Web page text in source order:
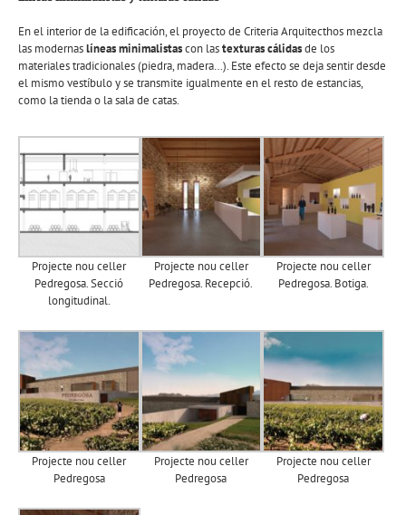
En el interior de la edificación, el proyecto de Criteria Arquitecthos mezcla
las modernaslíneas minimalistascon lastexturas cálidasde los
materiales tradicionales (piedra, madera…). Este efecto se deja sentir desde
el mismo vestíbulo y se transmite igualmente en el resto de estancias,
como la tienda o la sala de catas.
Projecte nou celler
Pedregosa. Secció
longitudinal.
Projecte nou celler
Pedregosa. Recepció.
Projecte nou celler
Pedregosa. Botiga.
Projecte nou celler
Pedregosa
Projecte nou celler
Pedregosa
Projecte nou celler
Pedregosa